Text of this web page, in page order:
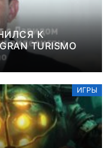
К
TURISMO
ИГРЫ